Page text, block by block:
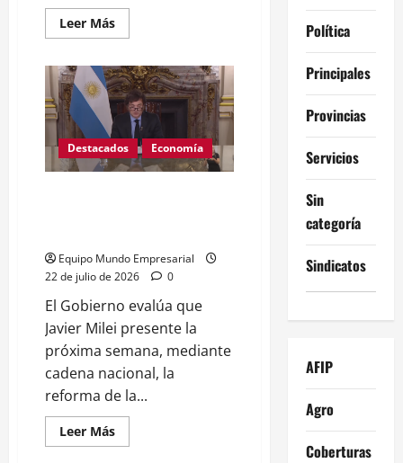
Leer MásLeer
más
Reforma
del
BCRA:
críticas
por
falta
de
libertad
cambiaria
Destacados Economía
Equipo Mundo Empresarial
22 de julio de 2026
0
El Gobierno evalúa que
Javier Milei presente la
próxima semana, mediante
cadena nacional, la
reforma de la...
Leer MásLeer
más
Política
Principales
Provincias
Servicios
Sin
categoría
Sindicatos
AFIP
Agro
Coberturas